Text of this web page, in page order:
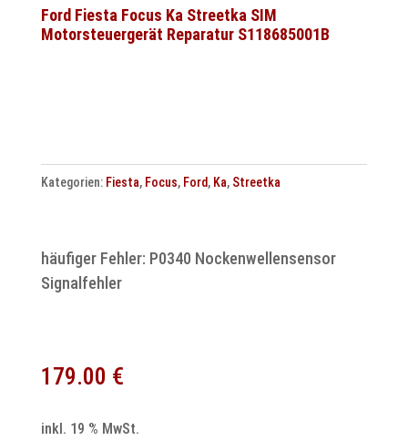
Steuergerät
Reparatur
Ford Fiesta Focus Ka Streetka SIM
Motorsteuergerät Reparatur S118685001B
Kategorien: Fiesta, Focus, Ford, Ka, Streetka
häufiger Fehler: P0340 Nockenwellensensor
Signalfehler
179.00 €
inkl. 19 % MwSt.